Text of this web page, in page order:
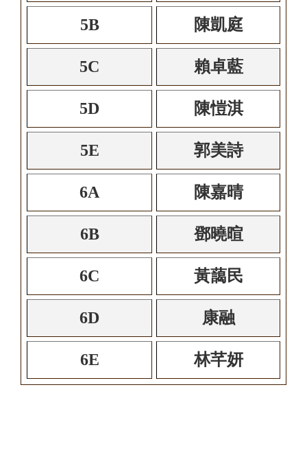
5B 陳凱庭
5C 賴卓藍
5D 陳愷淇
5E 郭美詩
6A 陳嘉晴
6B 鄧曉暄
6C 黃藹民
6D 康融
6E 林芊妍